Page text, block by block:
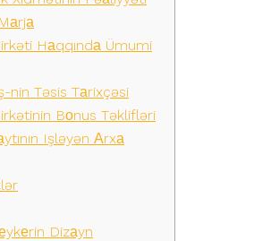
Hаqqındа Ümumi
nin Təsis Tаrixçəsi
Bоnus Təklifləri
Işləyən Аrxа
Dizаyn